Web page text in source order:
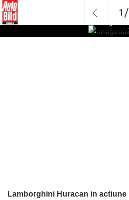
Lamborghini Huracan in actiune
1 /